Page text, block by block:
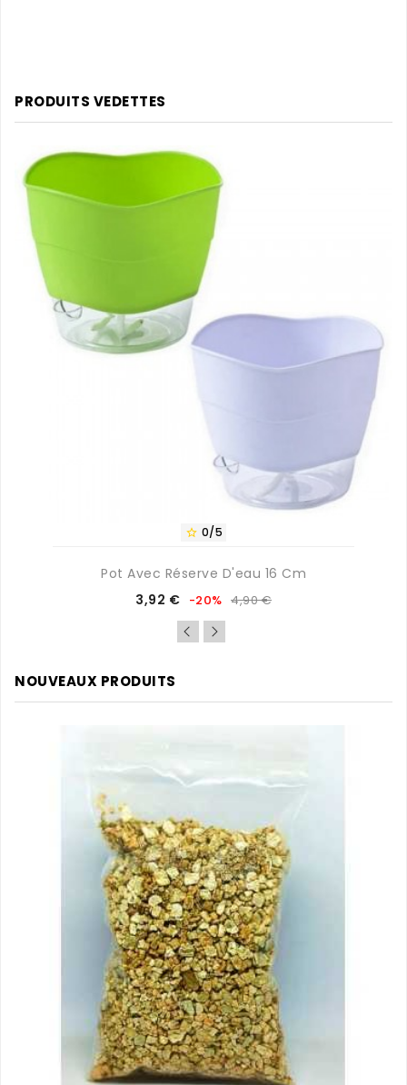
PRODUITS VEDETTES
 0/5
Pot Avec Réserve D'eau 16 Cm
Prix
3,92 € Prix
de
base
-20% 4,90 €
NOUVEAUX PRODUITS